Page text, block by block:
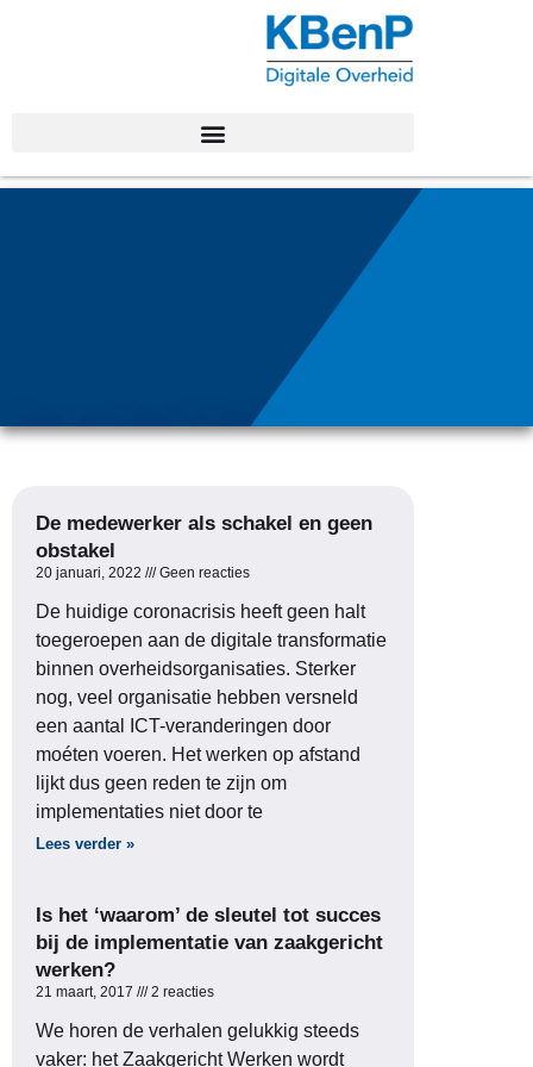
Alle artikelen met de
De medewerker als schakel en geen
obstakel
20 januari, 2022 Geen reacties
De huidige coronacrisis heeft geen halt
toegeroepen aan de digitale transformatie
binnen overheidsorganisaties. Sterker
nog, veel organisatie hebben versneld
een aantal ICT-veranderingen door
moéten voeren. Het werken op afstand
lijkt dus geen reden te zijn om
implementaties niet door te
Lees verder »
Is het ‘waarom’ de sleutel tot succes
bij de implementatie van zaakgericht
werken?
21 maart, 2017 2 reacties
We horen de verhalen gelukkig steeds
vaker: het Zaakgericht Werken wordt